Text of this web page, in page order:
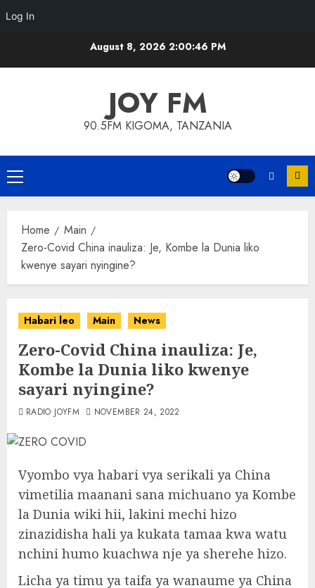
Log In
August 8, 2026 2:00:46 PM
JOY FM
90.5FM KIGOMA, TANZANIA
Primary
Menu
Home
Main
Zero-Covid China inauliza: Je, Kombe la Dunia liko
kwenye sayari nyingine?
Habari leo Main News
Zero-Covid China inauliza: Je,
Kombe la Dunia liko kwenye
sayari nyingine?
RADIO JOYFM NOVEMBER 24, 2022
Vyombo vya habari vya serikali ya China
vimetilia maanani sana michuano ya Kombe
la Dunia wiki hii, lakini mechi hizo
zinazidisha hali ya kukata tamaa kwa watu
nchini humo kuachwa nje ya sherehe hizo.
Licha ya timu ya taifa ya wanaume ya China